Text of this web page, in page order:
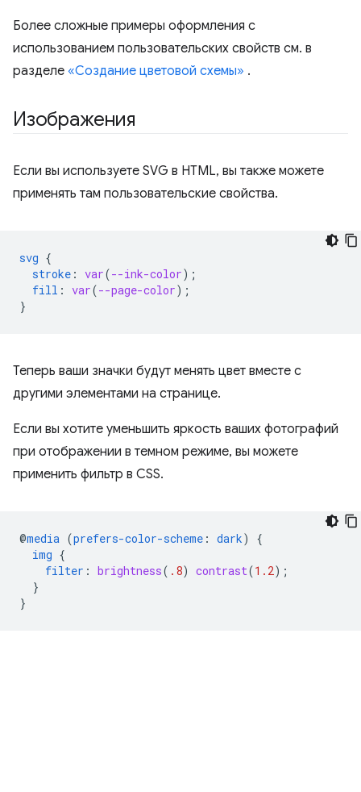
Более сложные примеры оформления с
использованием пользовательских свойств см. в
разделе «Создание цветовой схемы» .
Изображения
Если вы используете SVG в HTML, вы также можете
применять там пользовательские свойства.
svg {
stroke : var(--ink-color);
fill : var(--page-color);
}
Теперь ваши значки будут менять цвет вместе с
другими элементами на странице.
Если вы хотите уменьшить яркость ваших фотографий
при отображении в темном режиме, вы можете
применить фильтр в CSS.
@media (prefers-color-scheme : dark)
{
img {
filter : brightness( .8) contrast(1.2);
}
}